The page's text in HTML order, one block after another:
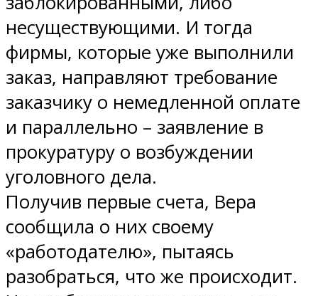
несуществующими. И тогда
фирмы, которые уже выполнили
заказ, направляют требование
заказчику о немедленной оплате
и параллельно – заявление в
прокуратуру о возбуждении
уголовного дела.
Получив первые счета, Вера
сообщила о них своему
«работодателю», пытаясь
разобраться, что же происходит.